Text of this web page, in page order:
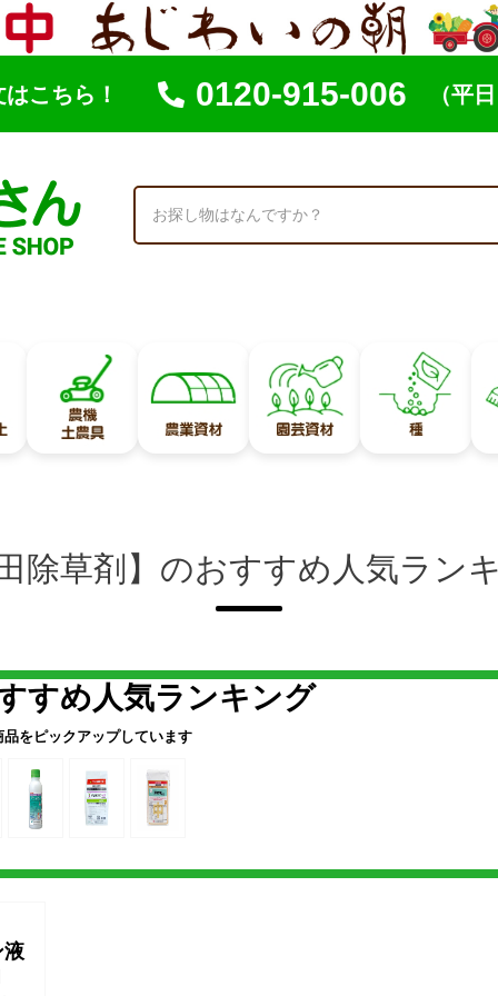
こちら！ 0120-915-006 （平
田除草剤】のおすすめ人気ラン
すめ人気ランキング
品をピックアップしています
液